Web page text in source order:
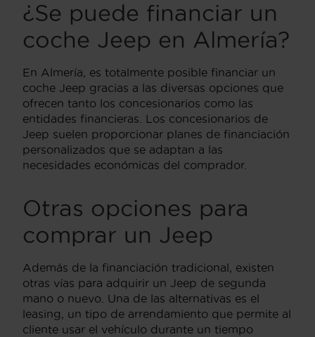
¿Se puede financiar un
coche Jeep en Almería?
En Almería, es totalmente posible financiar un
coche Jeep gracias a las diversas opciones que
ofrecen tanto los concesionarios como las
entidades financieras. Los concesionarios de
Jeep suelen proporcionar planes de financiación
personalizados que se adaptan a las
necesidades económicas del comprador.
Otras opciones para
comprar un Jeep
Además de la financiación tradicional, existen
otras vías para adquirir un Jeep de segunda
mano o nuevo. Una de las alternativas es el
leasing, un tipo de arrendamiento que permite al
cliente usar el vehículo durante un tiempo